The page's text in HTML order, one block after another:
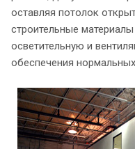
оставляя потолок
строительные
осветительную и
обеспечения